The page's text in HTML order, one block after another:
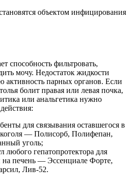
объектом инфицирования
способность фильтровать,
мочу. Недостаток жидкости
активность парных органов. Если
болит правая или левая почка,
или анальгетика нужно
для связывания оставшегося в
— Полисорб, Полифепан,
уголь;
любого гепатопротектора для
на печень — Эссенциале Форте,
Лив-52.